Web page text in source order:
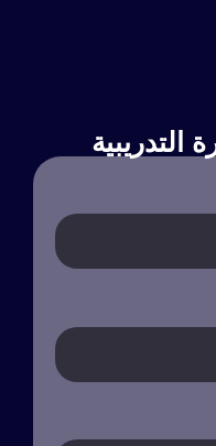
التدريبية